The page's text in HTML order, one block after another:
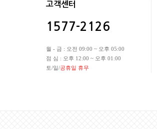
고객센터
1577-2126
월 - 금 : 오전 09:00 ~ 오후 05:00
점 심 : 오후 12:00 ~ 오후 01:00
토/일/공휴일 휴무